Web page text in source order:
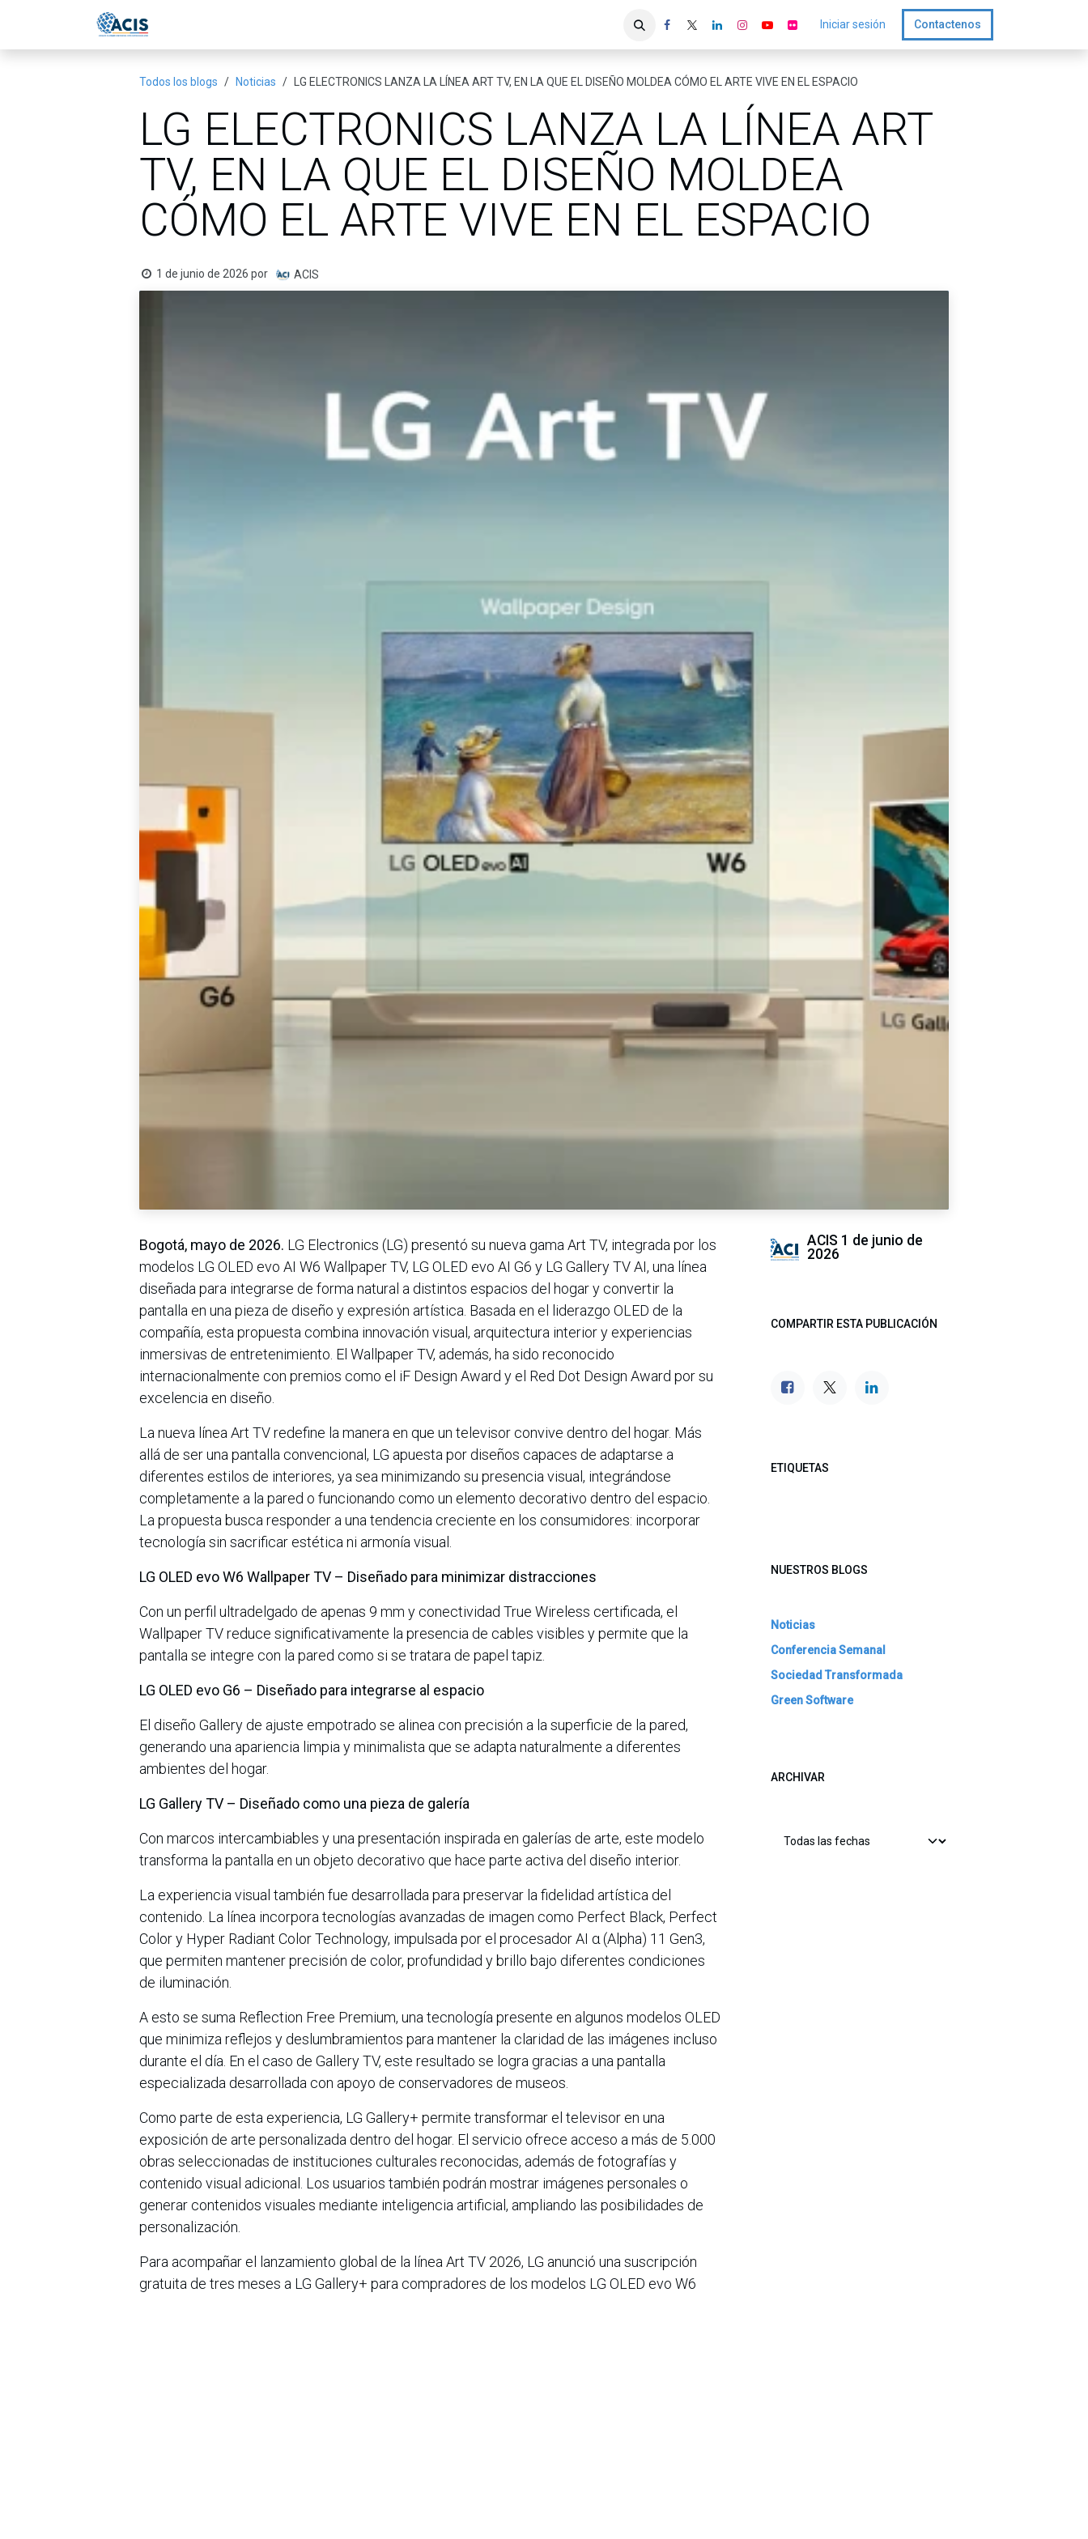
Iniciar sesión Contactenos
Todos los blogs Noticias LG ELECTRONICS LANZA LA LÍNEA ART TV, EN LA QUE EL DISEÑO MOLDEA CÓMO EL ARTE VIVE EN EL ESPACIO
LG ELECTRONICS LANZA LA LÍNEA ART
TV, EN LA QUE EL DISEÑO MOLDEA
CÓMO EL ARTE VIVE EN EL ESPACIO
1 de junio de 2026 por ACIS
Bogotá, mayo de 2026. LG Electronics (LG) presentó su nueva gama Art TV, integrada por los
modelos LG OLED evo AI W6 Wallpaper TV, LG OLED evo AI G6 y LG Gallery TV AI, una línea
diseñada para integrarse de forma natural a distintos espacios del hogar y convertir la
pantalla en una pieza de diseño y expresión artística. Basada en el liderazgo OLED de la
compañía, esta propuesta combina innovación visual, arquitectura interior y experiencias
inmersivas de entretenimiento. El Wallpaper TV, además, ha sido reconocido
internacionalmente con premios como el iF Design Award y el Red Dot Design Award por su
excelencia en diseño.
La nueva línea Art TV redefine la manera en que un televisor convive dentro del hogar. Más
allá de ser una pantalla convencional, LG apuesta por diseños capaces de adaptarse a
diferentes estilos de interiores, ya sea minimizando su presencia visual, integrándose
completamente a la pared o funcionando como un elemento decorativo dentro del espacio.
La propuesta busca responder a una tendencia creciente en los consumidores: incorporar
tecnología sin sacrificar estética ni armonía visual.
LG OLED evo W6 Wallpaper TV – Diseñado para minimizar distracciones
Con un perfil ultradelgado de apenas 9 mm y conectividad True Wireless certificada, el
Wallpaper TV reduce significativamente la presencia de cables visibles y permite que la
pantalla se integre con la pared como si se tratara de papel tapiz.
LG OLED evo G6 – Diseñado para integrarse al espacio
El diseño Gallery de ajuste empotrado se alinea con precisión a la superficie de la pared,
generando una apariencia limpia y minimalista que se adapta naturalmente a diferentes
ambientes del hogar.
LG Gallery TV – Diseñado como una pieza de galería
Con marcos intercambiables y una presentación inspirada en galerías de arte, este modelo
transforma la pantalla en un objeto decorativo que hace parte activa del diseño interior.
La experiencia visual también fue desarrollada para preservar la fidelidad artística del
contenido. La línea incorpora tecnologías avanzadas de imagen como Perfect Black, Perfect
Color y Hyper Radiant Color Technology, impulsada por el procesador AI α (Alpha) 11 Gen3,
que permiten mantener precisión de color, profundidad y brillo bajo diferentes condiciones
de iluminación.
A esto se suma Reflection Free Premium, una tecnología presente en algunos modelos OLED
que minimiza reflejos y deslumbramientos para mantener la claridad de las imágenes incluso
durante el día. En el caso de Gallery TV, este resultado se logra gracias a una pantalla
especializada desarrollada con apoyo de conservadores de museos.
Como parte de esta experiencia, LG Gallery+ permite transformar el televisor en una
exposición de arte personalizada dentro del hogar. El servicio ofrece acceso a más de 5.000
obras seleccionadas de instituciones culturales reconocidas, además de fotografías y
contenido visual adicional. Los usuarios también podrán mostrar imágenes personales o
generar contenidos visuales mediante inteligencia artificial, ampliando las posibilidades de
personalización.
Para acompañar el lanzamiento global de la línea Art TV 2026, LG anunció una suscripción
gratuita de tres meses a LG Gallery+ para compradores de los modelos LG OLED evo W6
ACIS 1 de junio de
2026
COMPARTIR ESTA PUBLICACIÓN
ETIQUETAS
NUESTROS BLOGS
Noticias
Conferencia Semanal
Sociedad Transformada
Green Software
ARCHIVAR